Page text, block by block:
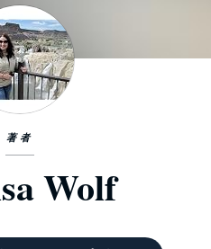
著者
Wolf